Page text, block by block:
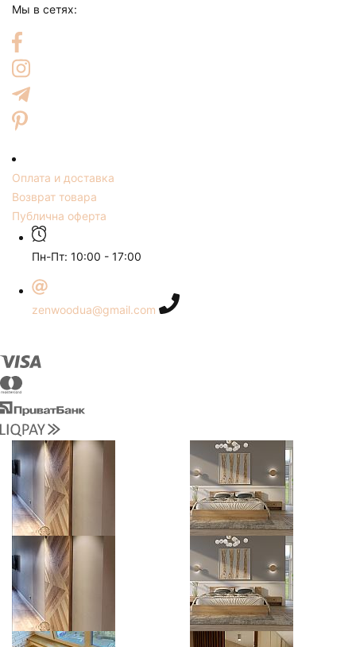
Мы в сетях:
Оплата и доставка
Возврат товара
Публична оферта
Пн-Пт: 10:00 - 17:00
zenwoodua@gmail.com